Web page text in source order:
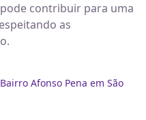
contribuir para uma
as
Afonso Pena em São